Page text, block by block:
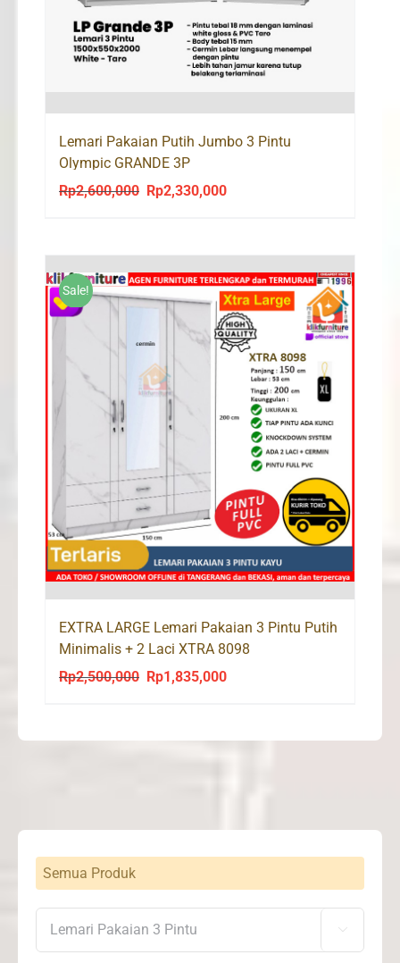
Lemari Pakaian Putih Jumbo 3 Pintu
Olympic GRANDE 3P
Rp2,600,000
Original
Rp2,330,000Current
Sale!
EXTRA LARGE Lemari Pakaian 3 Pintu Putih
Minimalis + 2 Laci XTRA 8098
Rp2,500,000 Original
Rp1,835,000Current
Semua Produk
